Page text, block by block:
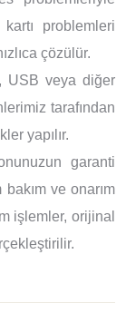
kartı problemleri
çözülür.
USB veya diğer
tarafından
yapılır.
garanti
ve onarım
işlemler, orijinal